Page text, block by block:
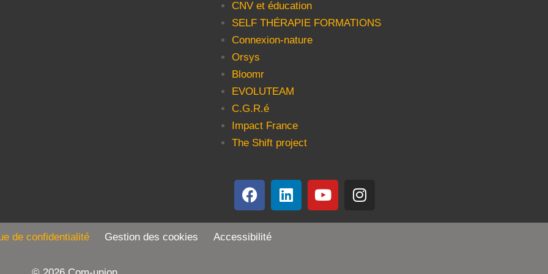
CNV et éducation
SELF THÉRAPIE FORMATIONS
Connexion-nature
Orsys
Bloomr
EVOLUTEAM
C.G.R.é
Impact France
The Shift project
de confidentialité Gestion des cookies Accessibilité